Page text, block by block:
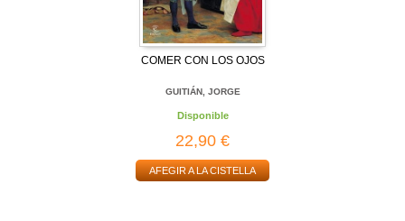
COMER CON LOS OJOS
GUITIÁN, JORGE
Disponible
22,90 €
AFEGIR A LA CISTELLA